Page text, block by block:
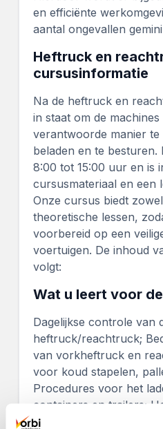
en efficiënte
aantal ongevallen
Heftruck en
cursusinformatie
Na de heftruck en
in staat om de machines
verantwoorde manier
beladen en te besturen.
8:00 tot 15:00 uur en is
cursusmateriaal en een
Onze cursus biedt
theoretische lessen,
voorbereid op een
voertuigen. De inhoud
volgt:
Wat u leert voor
Dagelijkse controle van
heftruck/reachtruck;
van vorkheftruck en
voor koud stapelen,
Procedures voor het
containers en trailers;
batterij en motor voor de